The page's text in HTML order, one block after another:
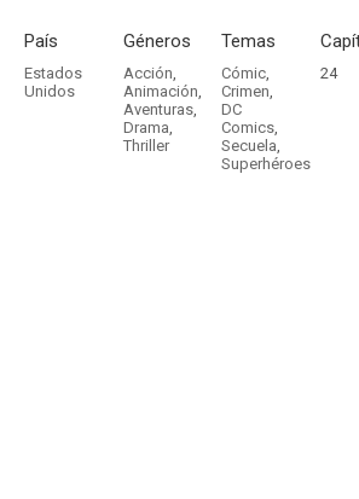
País
Estados
Unidos
Géneros
Acción,
Animación,
Aventuras,
Drama,
Thriller
Temas
Cómic,
Crimen,
DC
Comics,
Secuela,
Superhéroes
24